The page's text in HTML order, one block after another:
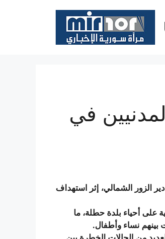
في
2016، في بلدة حطلة بريف دير الزور الشمالي، إثر استهداف
على أحياء بلدة حطلة، ما